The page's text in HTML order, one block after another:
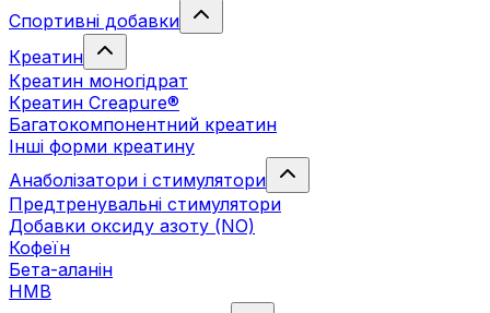
Спортивні добавки
Креатин
Креатин моногідрат
Креатин Creapure®
Багатокомпонентний креатин
Інші форми креатину
Анаболізатори і стимулятори
Предтренувальні стимулятори
Добавки оксиду азоту (NO)
Кофеїн
Бета-аланін
HMB